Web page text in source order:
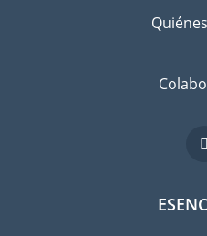
Infórmese bien: ¿No sería
Evitar el riesgo de daños